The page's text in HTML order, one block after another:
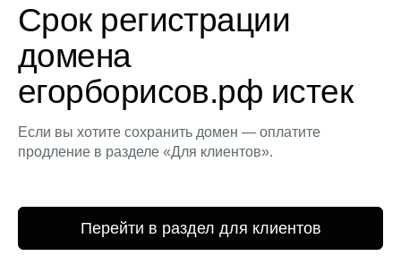
Срок регистрации
домена
егорборисов.рф истек
Если вы хотите сохранить домен — оплатите
продление в разделе «Для клиентов».
Перейти в раздел для клиентов